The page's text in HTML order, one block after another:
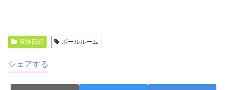
冒険日記 ボールルーム
シェアする